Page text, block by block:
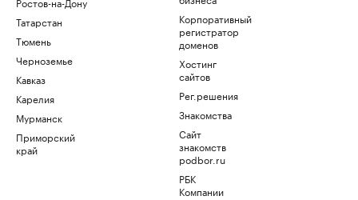
Татарстан
Тюмень
Черноземье
Кавказ
Карелия
Мурманск
Приморский
край
Корпоративный
регистратор
доменов
Хостинг
сайтов
Рег.решения
Знакомства
Сайт
знакомств
podbor.ru
РБК
Компании